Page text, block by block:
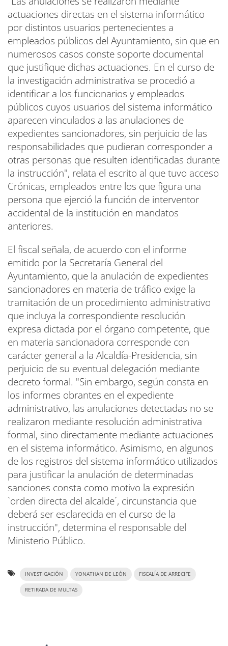
actuaciones directas en el sistema informático
por distintos usuarios pertenecientes a
empleados públicos del Ayuntamiento, sin que en
numerosos casos conste soporte documental
que justifique dichas actuaciones. En el curso de
la investigación administrativa se procedió a
identificar a los funcionarios y empleados
públicos cuyos usuarios del sistema informático
aparecen vinculados a las anulaciones de
expedientes sancionadores, sin perjuicio de las
responsabilidades que pudieran corresponder a
otras personas que resulten identificadas durante
la instrucción", relata el escrito al que tuvo acceso
Crónicas, empleados entre los que figura una
persona que ejerció la función de interventor
accidental de la institución en mandatos
anteriores.
El fiscal señala, de acuerdo con el informe
emitido por la Secretaría General del
Ayuntamiento, que la anulación de expedientes
sancionadores en materia de tráfico exige la
tramitación de un procedimiento administrativo
que incluya la correspondiente resolución
expresa dictada por el órgano competente, que
en materia sancionadora corresponde con
carácter general a la Alcaldía-Presidencia, sin
perjuicio de su eventual delegación mediante
decreto formal. "Sin embargo, según consta en
los informes obrantes en el expediente
administrativo, las anulaciones detectadas no se
realizaron mediante resolución administrativa
formal, sino directamente mediante actuaciones
en el sistema informático. Asimismo, en algunos
de los registros del sistema informático utilizados
para justificar la anulación de determinadas
sanciones consta como motivo la expresión
`orden directa del alcalde´, circunstancia que
deberá ser esclarecida en el curso de la
instrucción", determina el responsable del
Ministerio Público.
INVESTIGACIÓN YONATHAN DE LEÓN FISCALÍA DE ARRECIFE
RETIRADA DE MULTAS